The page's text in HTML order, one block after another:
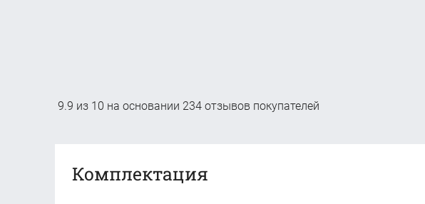
9.9 из 10 на основании 234отзывов покупателей
Комплектация